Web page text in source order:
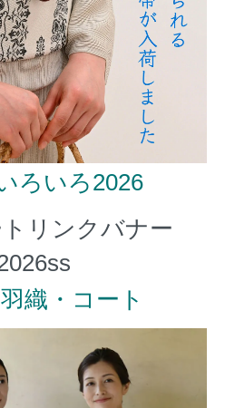
ろいろ2026
織・コート